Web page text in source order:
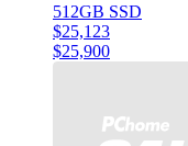
512GB SSD
$25,123
$25,900